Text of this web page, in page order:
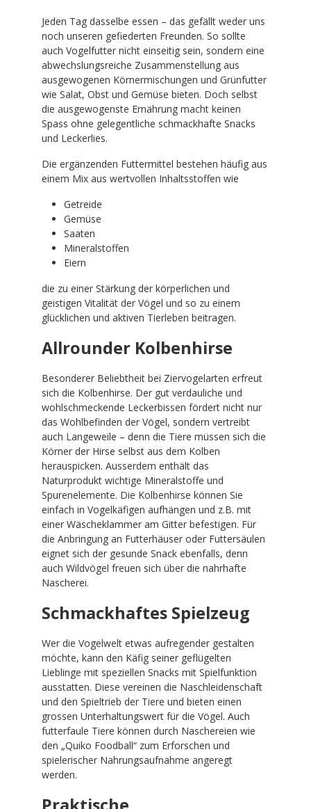
Jeden Tag dasselbe essen – das gefällt weder uns
noch unseren gefiederten Freunden. So sollte
auch Vogelfutter nicht einseitig sein, sondern eine
abwechslungsreiche Zusammenstellung aus
ausgewogenen Körnermischungen und Grünfutter
wie Salat, Obst und Gemüse bieten. Doch selbst
die ausgewogenste Ernährung macht keinen
Spass ohne gelegentliche schmackhafte Snacks
und Leckerlies.
Die ergänzenden Futtermittel bestehen häufig aus
einem Mix aus wertvollen Inhaltsstoffen wie
Getreide
Gemüse
Saaten
Mineralstoffen
Eiern
die zu einer Stärkung der körperlichen und
geistigen Vitalität der Vögel und so zu einem
glücklichen und aktiven Tierleben beitragen.
Allrounder Kolbenhirse
Besonderer Beliebtheit bei Ziervogelarten erfreut
sich die Kolbenhirse. Der gut verdauliche und
wohlschmeckende Leckerbissen fördert nicht nur
das Wohlbefinden der Vögel, sondern vertreibt
auch Langeweile – denn die Tiere müssen sich die
Körner der Hirse selbst aus dem Kolben
herauspicken. Ausserdem enthält das
Naturprodukt wichtige Mineralstoffe und
Spurenelemente. Die Kolbenhirse können Sie
einfach in Vogelkäfigen aufhängen und z.B. mit
einer Wäscheklammer am Gitter befestigen. Für
die Anbringung an Futterhäuser oder Futtersäulen
eignet sich der gesunde Snack ebenfalls, denn
auch Wildvögel freuen sich über die nahrhafte
Nascherei.
Schmackhaftes Spielzeug
Wer die Vogelwelt etwas aufregender gestalten
möchte, kann den Käfig seiner geflügelten
Lieblinge mit speziellen Snacks mit Spielfunktion
ausstatten. Diese vereinen die Naschleidenschaft
und den Spieltrieb der Tiere und bieten einen
grossen Unterhaltungswert für die Vögel. Auch
futterfaule Tiere können durch Naschereien wie
den „Quiko Foodball“ zum Erforschen und
spielerischer Nahrungsaufnahme angeregt
werden.